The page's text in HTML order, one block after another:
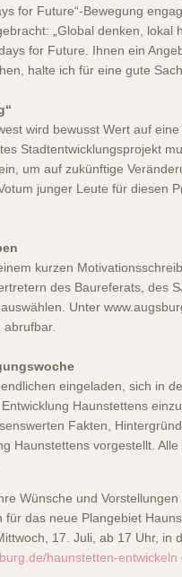
for Future“-Bewegung
„Global denken, lokal
for Future. Ihnen ein
halte ich für eine gute
wird bewusst Wert auf
Stadtentwicklungsprojekt
um auf zukünftige
junger Leute für diesen
kurzen
des Baureferats, des
Unter
abrufbar.
eingeladen, sich in
Haunstettens
Fakten,
Haunstettens vorgestellt.
Wünsche und
das neue Plangebiet
17. Juli, ab 17 Uhr, in
haunstetten-entwickeln